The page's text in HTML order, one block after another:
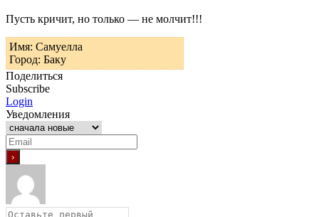
Пусть кричит, но только — не молчит!!!
Имя: Самуелла
Город: Баку
Поделиться
Subscribe
Login
Уведомления